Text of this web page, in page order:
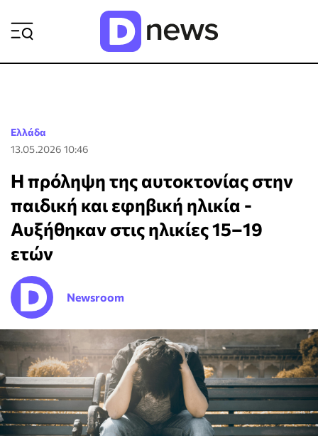
Ελλάδα
13.05.2026 10:46
Η πρόληψη της αυτοκτονίας στην
παιδική και εφηβική ηλικία -
Αυξήθηκαν στις ηλικίες 15–19
ετών
Newsroom